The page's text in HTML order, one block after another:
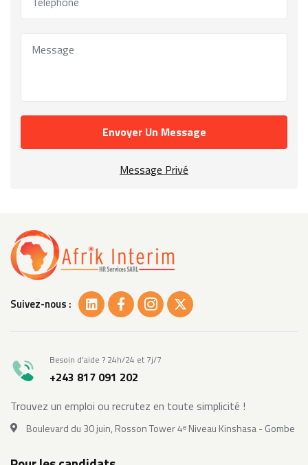
Envoyer Un Message
Message Privé
Suivez-nous :
Besoin d'aide ? 24h/24 et 7j/7
+243 817 091 202
Trouvez un emploi ou recrutez en toute simplicité !
Boulevard du 30 juin, Rosson Tower 4ᵉ Niveau Kinshasa - Gombe